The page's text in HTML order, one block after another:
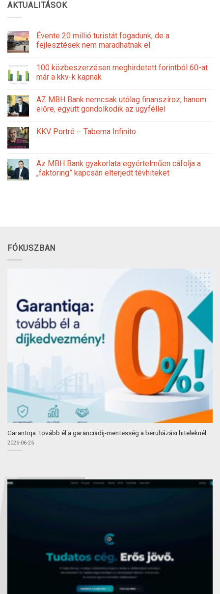
AKTUALITÁSOK
Évente 20 millió turistát fogadunk, de a
fejlesztések nem maradhatnak el
100 közbeszerzésen meghirdetett forintból 60-at
már a kkv-k kapnak
AZ MBH Bank nemcsak utólag finanszíroz, hanem
előre, együtt gondolkodik az ügyféllel
KKV Portré – Taberna Infinito
Az MBH Bank gyakorlata egyértelműen cáfolja a
„faktoring” kapcsán elterjedt tévhiteket
FÓKUSZBAN
Garantiqa: tovább él a garanciadíj-mentesség a beruházási hiteleknél
2026-06-25